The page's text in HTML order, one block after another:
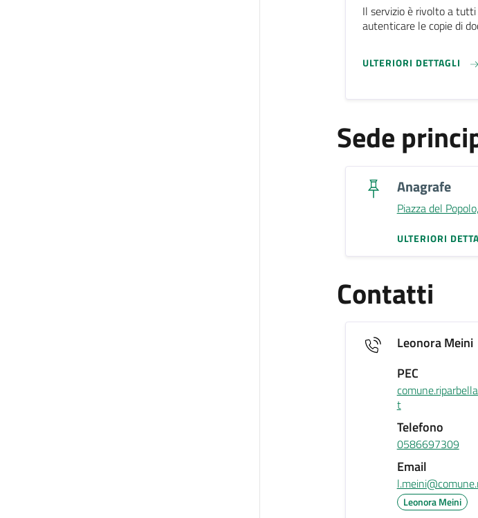
Il servizio è rivolto a
autenticare le copie di
ULTERIORI DETTAGLI
Sede
Anagrafe
Piazza del
ULTERIORI
Contatti
Leonora Meini
PEC
t
Telefono
0586697309
Email
Leonora Meini